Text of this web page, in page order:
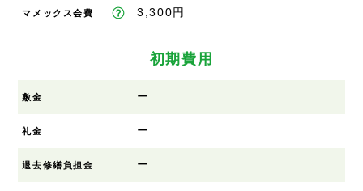
マメックス会費 3,300円
初期費用
敷金 ー
礼金 ー
退去修繕負担金 ー